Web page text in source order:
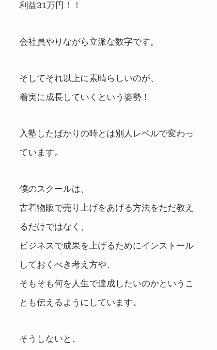
利益31万円！！
会社員やりながら立派な数字です。
そしてそれ以上に素晴らしいのが、
着実に成長していくという姿勢！
入塾したばかりの時とは別人レベルで変わっ
ています。
僕のスクールは、
古着物販で売り上げをあげる方法をただ教え
るだけではなく、
ビジネスで成果を上げるためにインストール
しておくべき考え方や、
そもそも何を人生で達成したいのかというこ
とも伝えるようにしています。
そうしないと、